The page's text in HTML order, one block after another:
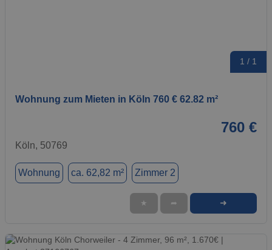
1 / 1
Wohnung zum Mieten in Köln 760 € 62.82 m²
760 €
Köln, 50769
Wohnung ca. 62,82 m² Zimmer 2
★ ➦ ➜